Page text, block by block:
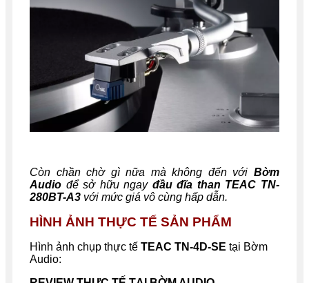
Còn chần chờ gì nữa mà không đến với Bờm
Audio để sở hữu ngay đầu đĩa than TEAC TN-
280BT-A3 với mức giá vô cùng hấp dẫn.
HÌNH ẢNH THỰC TẾ SẢN PHẨM
Hình ảnh chụp thực tế TEAC TN-4D-SE tại Bờm
Audio: